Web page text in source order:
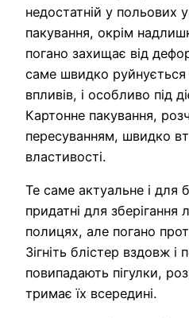
недостатній у польових
пакування, окрім
погано захищає від
саме швидко руйнується
впливів, і особливо під
Картонне пакування,
пересуванням, швидко
властивості.
Те саме актуальне і для
придатні для зберігання
полицях, але погано
Зігніть блістер вздовж і
повипадають пігулки,
тримає їх всередині.